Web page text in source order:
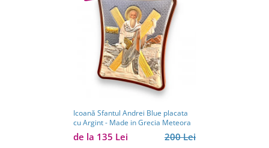
Icoană Sfantul Andrei Blue placata
cu Argint - Made in Grecia Meteora
200 Lei
de la 135 Lei